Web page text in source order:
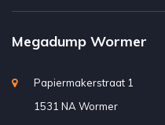
Megadump Wormer
Papiermakerstraat 1
1531 NA Wormer